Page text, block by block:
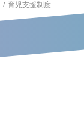
育児支援制度